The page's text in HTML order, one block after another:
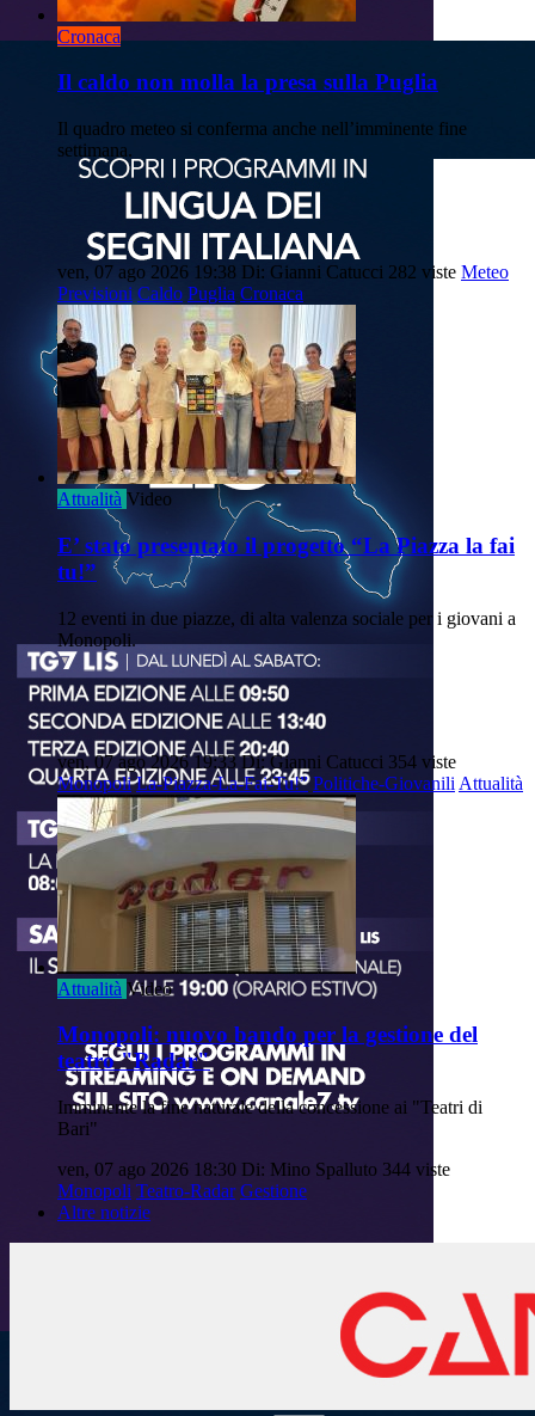
Cronaca
Il caldo non molla la presa sulla Puglia
Il quadro meteo si conferma anche nell’imminente fine
settimana.
ven, 07 ago 2026 19:38 Di: Gianni Catucci 282 viste Meteo
Previsioni Caldo Puglia Cronaca
Attualità Video
E’ stato presentato il progetto “La Piazza la fai
tu!”
12 eventi in due piazze, di alta valenza sociale per i giovani a
Monopoli.
ven, 07 ago 2026 19:33 Di: Gianni Catucci 354 viste
Monopoli La-Piazza-La-Fai-Tu!” Politiche-Giovanili Attualità
Attualità Video
Monopoli: nuovo bando per la gestione del
teatro "Radar"
Imminente la fine naturale della concessione ai "Teatri di
Bari"
ven, 07 ago 2026 18:30 Di: Mino Spalluto 344 viste
Monopoli Teatro-Radar Gestione
Altre notizie